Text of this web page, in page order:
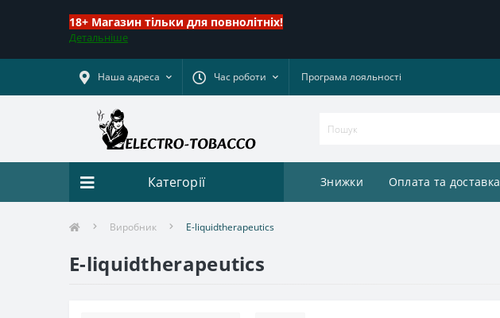
18+ Магазин тільки для повнолітніх!
Детальніше
Наша адреса Час роботи Програма лояльності
Категорії Знижки Оплата та доставка
Виробник E-liquidtherapeutics
E-liquidtherapeutics